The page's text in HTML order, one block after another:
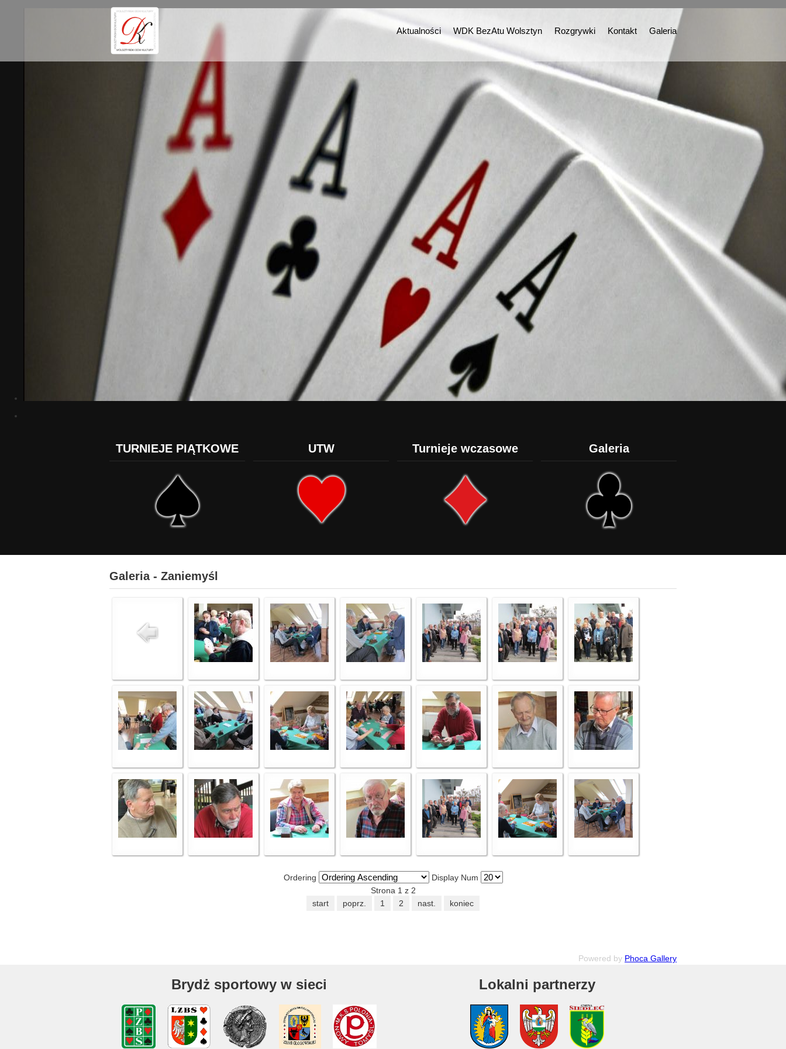
Aktualności WDK BezAtu Wolsztyn Rozgrywki Kontakt Galeria
TURNIEJE PIĄTKOWE UTW Turnieje wczasowe Galeria
Galeria - Zaniemyśl
Ordering
Display Num
Strona 1 z 2
start
poprz. 1 2 nast. koniec
Powered by Phoca Gallery
Brydż sportowy w sieci Lokalni partnerzy